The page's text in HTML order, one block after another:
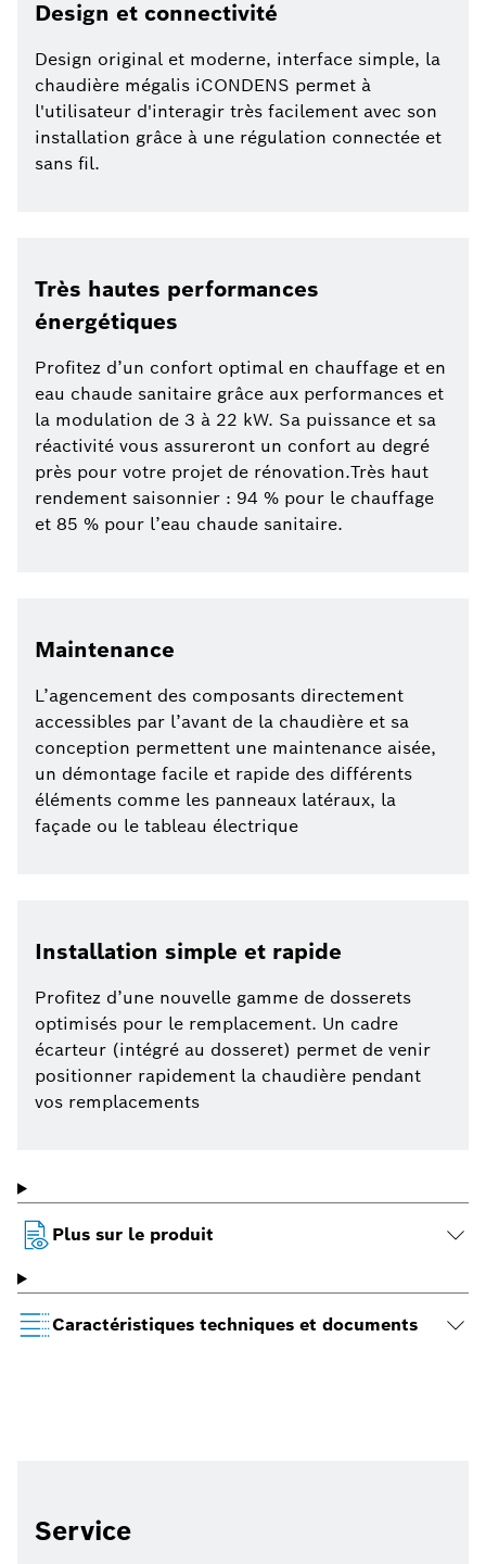
Design et connectivité
Design original et moderne, interface simple, la
chaudière mégalis iCONDENS permet à
l'utilisateur d'interagir très facilement avec son
installation grâce à une régulation connectée et
sans fil.
Très hautes performances
énergétiques
Profitez d’un confort optimal en chauffage et en
eau chaude sanitaire grâce aux performances et
la modulation de 3 à 22 kW. Sa puissance et sa
réactivité vous assureront un confort au degré
près pour votre projet de rénovation.Très haut
rendement saisonnier : 94 % pour le chauffage
et 85 % pour l’eau chaude sanitaire.
Maintenance
L’agencement des composants directement
accessibles par l’avant de la chaudière et sa
conception permettent une maintenance aisée,
un démontage facile et rapide des différents
éléments comme les panneaux latéraux, la
façade ou le tableau électrique
Installation simple et rapide
Profitez d’une nouvelle gamme de dosserets
optimisés pour le remplacement. Un cadre
écarteur (intégré au dosseret) permet de venir
positionner rapidement la chaudière pendant
vos remplacements
Plus sur le produit
Caractéristiques techniques et documents
Service